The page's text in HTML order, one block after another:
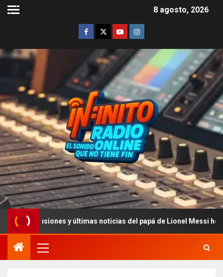
8 agosto, 2026
y últimas noticias del papá de Lionel Messi hoy